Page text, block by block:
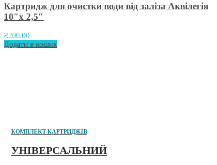
Картридж для очистки води від заліза Аквілегія
10″х 2,5″
₴200.00
Додати в кошик
КОМПЛЕКТ КАРТРИДЖІВ
УНІВЕРСАЛЬНИЙ